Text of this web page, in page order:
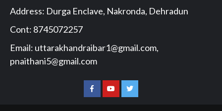
Address: Durga Enclave, Nakronda, Dehradun
Cont: 8745072257
Email: uttarakhandraibar1@gmail.com,
pnaithani5@gmail.com
Facebook
You
Twitter